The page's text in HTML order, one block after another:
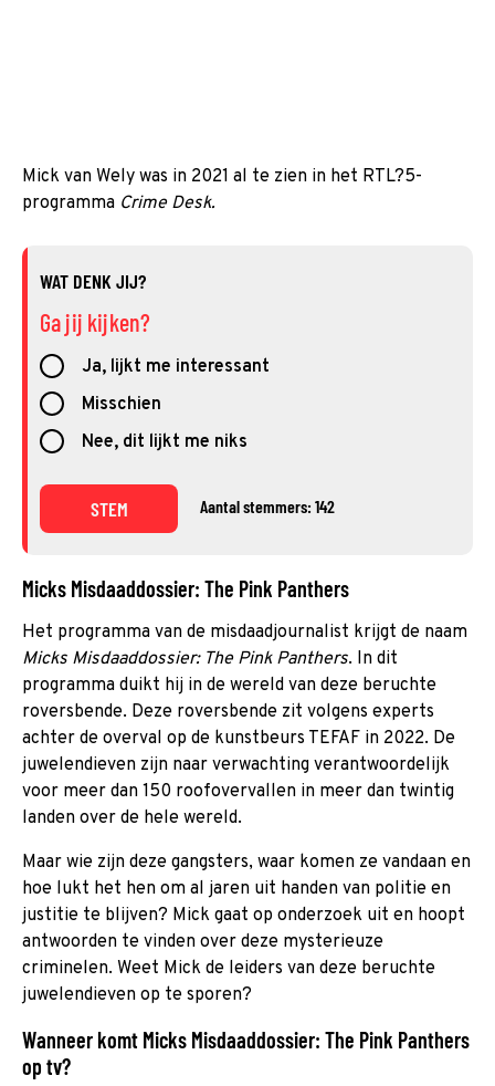
Mick van Wely was in 2021 al te zien in het RTL?5-
programma Crime Desk.
WAT DENK JIJ?
Ga jij kijken?
Ja, lijkt me interessant
Misschien
Nee, dit lijkt me niks
STEM Aantal stemmers: 142
Micks Misdaaddossier: The Pink Panthers
Het programma van de misdaadjournalist krijgt de naam
Micks Misdaaddossier: The Pink Panthers. In dit
programma duikt hij in de wereld van deze beruchte
roversbende. Deze roversbende zit volgens experts
achter de overval op de kunstbeurs TEFAF in 2022. De
juwelendieven zijn naar verwachting verantwoordelijk
voor meer dan 150 roofovervallen in meer dan twintig
landen over de hele wereld.
Maar wie zijn deze gangsters, waar komen ze vandaan en
hoe lukt het hen om al jaren uit handen van politie en
justitie te blijven? Mick gaat op onderzoek uit en hoopt
antwoorden te vinden over deze mysterieuze
criminelen. Weet Mick de leiders van deze beruchte
juwelendieven op te sporen?
Wanneer komt Micks Misdaaddossier: The Pink Panthers
op tv?